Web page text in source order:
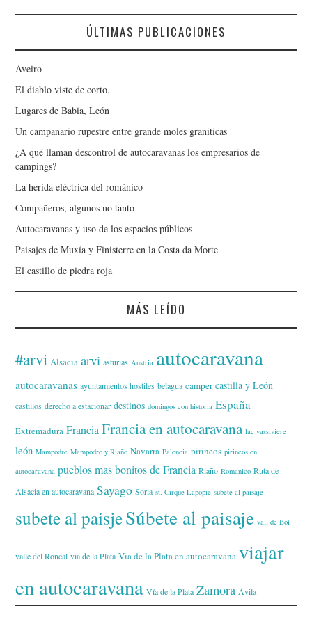
ÚLTIMAS PUBLICACIONES
Aveiro
El diablo viste de corto.
Lugares de Babia, León
Un campanario rupestre entre grande moles graniticas
¿A qué llaman descontrol de autocaravanas los empresarios de
campings?
La herida eléctrica del románico
Compañeros, algunos no tanto
Autocaravanas y uso de los espacios públicos
Paisajes de Muxía y Finisterre en la Costa da Morte
El castillo de piedra roja
MÁS LEÍDO
#arvi Alsacia arvi asturias Austria autocaravana
autocaravanas ayuntamientos hostiles belagua camper castilla y León
castillos derecho a estacionar destinos domingos con historia España
Extremadura Francia Francia en autocaravana lac vassiviere
león Mampodre Mampodre y Riaño Navarra Palencia pirineos pirineos en
autocaravana pueblos mas bonitos de Francia Riaño Romanico Ruta de
Alsacia en autocaravana Sayago Soria st. Cirque Lapopie subete al paisaje
subete al paisjeSúbete al paisaje vall de Boí
valle del Roncal via de la Plata Via de la Plata en autocaravana viajar
en autocaravana Vía de la Plata Zamora Ávila